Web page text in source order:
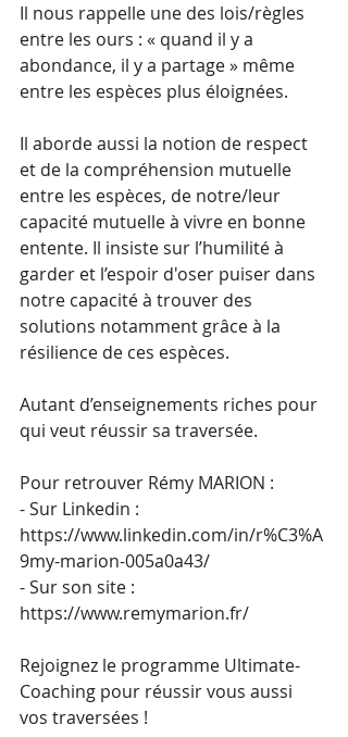
Il nous rappelle une des lois/règles
entre les ours : « quand il y a
abondance, il y a partage » même
entre les espèces plus éloignées.
Il aborde aussi la notion de respect
et de la compréhension mutuelle
entre les espèces, de notre/leur
capacité mutuelle à vivre en bonne
entente. Il insiste sur l’humilité à
garder et l’espoir d'oser puiser dans
notre capacité à trouver des
solutions notamment grâce à la
résilience de ces espèces.
Autant d’enseignements riches pour
qui veut réussir sa traversée.
Pour retrouver Rémy MARION :
- Sur Linkedin :
https://www.linkedin.com/in/r%C3%A
9my-marion-005a0a43/
- Sur son site :
https://www.remymarion.fr/
Rejoignez le programme Ultimate-
Coaching pour réussir vous aussi
vos traversées !